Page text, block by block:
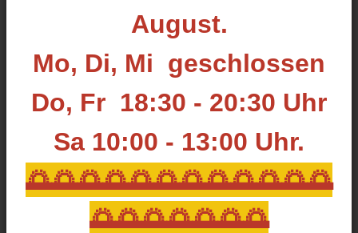
August.
Mo, Di, Mi geschlossen
Do, Fr 18:30 - 20:30 Uhr
Sa 10:00 - 13:00 Uhr.
🌅🌅🌅🌅🌅🌅🌅🌅🌅🌅🌅🌅
🌅🌅🌅🌅🌅🌅🌅